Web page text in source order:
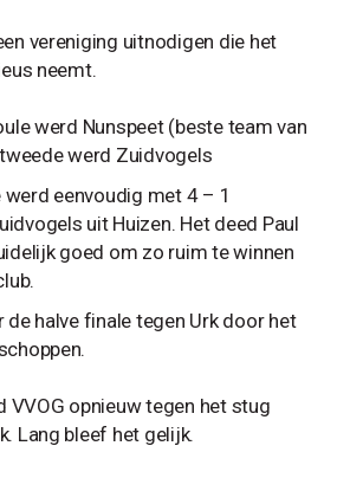
vereniging uitnodigen die het
neemt.
werd Nunspeet (beste team van
werd Zuidvogels
werd eenvoudig met 4 – 1
uit Huizen. Het deed Paul
goed om zo ruim te winnen
de halve finale tegen Urk door het
VVOG opnieuw tegen het stug
Lang bleef het gelijk.